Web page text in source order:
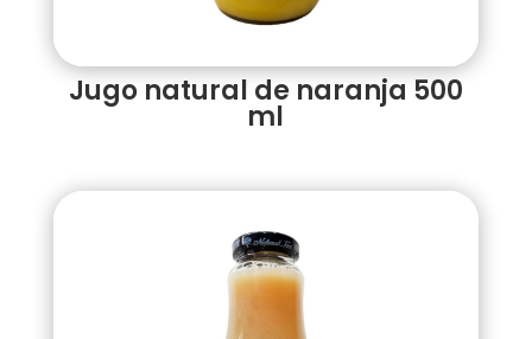
Jugo natural de naranja 500
ml